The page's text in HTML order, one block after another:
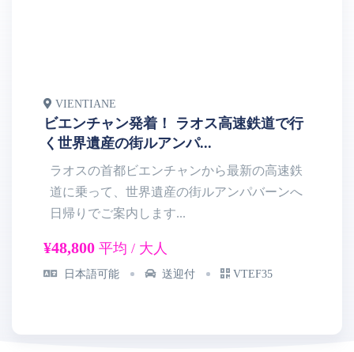
VIENTIANE
ビエンチャン発着！ ラオス高速鉄道で行
く世界遺産の街ルアンパ...
ラオスの首都ビエンチャンから最新の高速鉄
道に乗って、世界遺産の街ルアンパバーンへ
日帰りでご案内します...
¥48,800 平均 / 大人
日本語可能 送迎付 VTEF35